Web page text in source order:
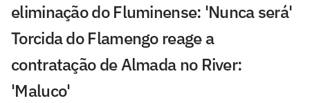
eliminação do Fluminense: 'Nunca será'
Torcida do Flamengo reage a
contratação de Almada no River:
'Maluco'